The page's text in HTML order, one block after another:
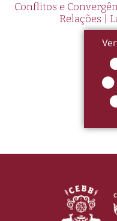
Conflitos e
Relações |